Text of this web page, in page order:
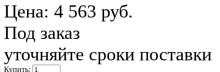
Цена: 4 563 руб.
Под заказ
уточняйте сроки поставки
Купить: